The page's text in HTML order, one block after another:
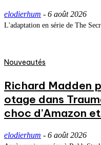
elodierhum - 6 août 2026
L'adaptation en série de The
Nouveautés
Richard Madden
otage dans
choc d’Amazon
elodierhum - 6 août 2026